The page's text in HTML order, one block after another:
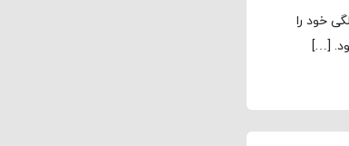
روزهایی که مسعود کیمیایی جشن تولد ۸۰سالگی خود را
[…]